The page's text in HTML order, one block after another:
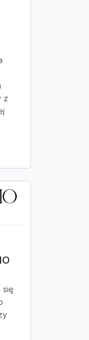
z
się